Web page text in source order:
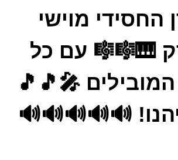
החסידי מוישי
🎹🎼🎼 עם כל
🎤🎵🎵
🔊🔊🔊🔊🔊